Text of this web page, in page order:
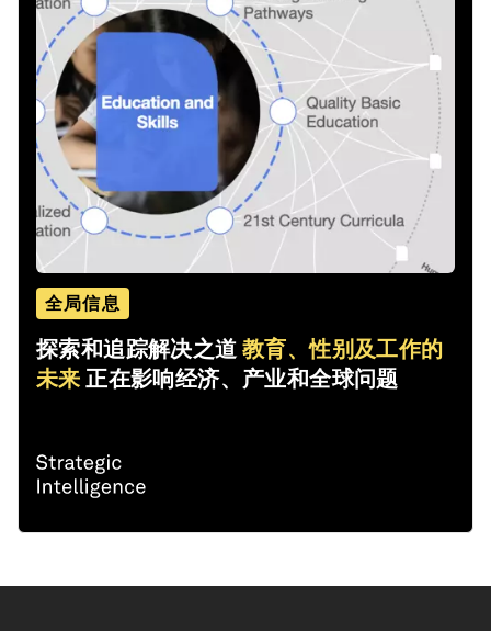
全局信息
探索和追踪解决之道教育、性别及工作的
未来 正在影响经济、产业和全球问题